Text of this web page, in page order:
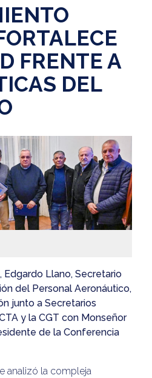
FRENTE A
DEL
Edgardo Llano, Secretario
del Personal Aeronáutico,
junto a Secretarios
y la CGT con Monseñor
de la Conferencia
analizó la compleja